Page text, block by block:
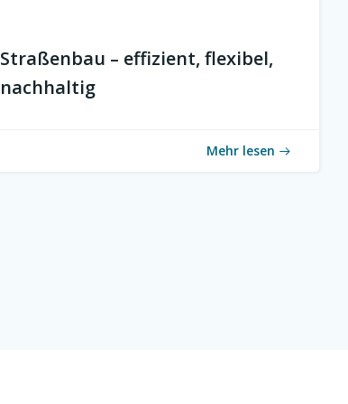
Straßenbau – effizient, flexibel,
nachhaltig
Mehr lesen